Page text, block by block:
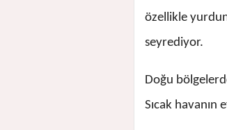
özellikle
seyrediyor.
Doğu
Sıcak